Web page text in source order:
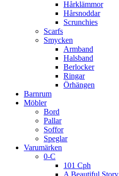
Hårklämmor
Hårsnoddar
Scrunchies
Scarfs
Smycken
Armband
Halsband
Berlocker
Ringar
Örhängen
Barnrum
Möbler
Bord
Pallar
Soffor
Speglar
Varumärken
0-C
101 Cph
A Beautiful Story